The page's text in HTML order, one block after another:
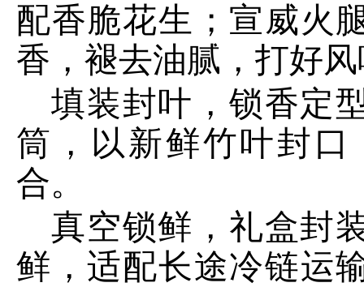
配香脆花生；宣威火
香，褪去油腻，打好
填装封叶，锁香定
筒，以新鲜竹叶封
合。
真空锁鲜，礼盒封
鲜，适配长途冷链运